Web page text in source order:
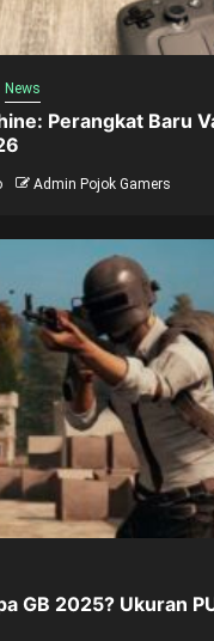
News
Perangkat Baru
Admin Pojok Gamers
GB 2025? Ukuran